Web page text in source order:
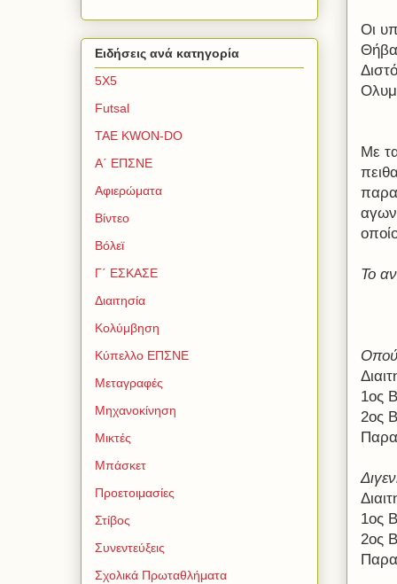
Οι
Με
Το
1ος
2ος
1ος
2ος
Ειδήσεις ανά κατηγορία
5Χ5
Futsal
TAE KWON-DO
Α΄ ΕΠΣΝΕ
Αφιερώματα
Βίντεο
Βόλεϊ
Γ΄ ΕΣΚΑΣΕ
Διαιτησία
Κολύμβηση
Κύπελλο ΕΠΣΝΕ
Μεταγραφές
Μηχανοκίνηση
Μικτές
Μπάσκετ
Προετοιμασίες
Στίβος
Συνεντεύξεις
Σχολικά Πρωταθλήματα